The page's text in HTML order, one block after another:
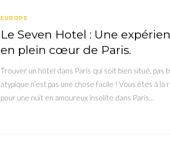
EUROPE
Le Seven Hotel : Une
en plein cœur de Paris.
Trouver un hôtel dans Paris qui soit bien situé, pas
atypique n’est pas une chose facile ! Vous êtes à la
pour une nuit en amoureux insolite dans Paris…